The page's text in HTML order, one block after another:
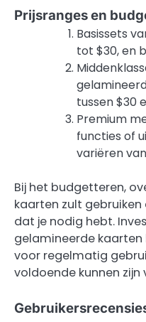
Prijsranges en
Basissets
tot $30, en
tussen $30
Premium
functies of
variëren
Bij het budgetteren,
kaarten zult
dat je nodig hebt.
gelamineerde
voor regelmatig
voldoende kunnen